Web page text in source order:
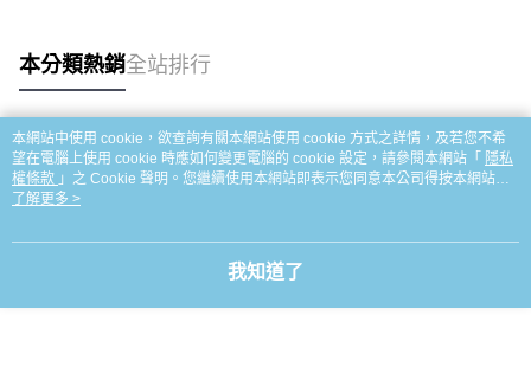
本分類熱銷全站排行
熱門標籤
本網站中使用 cookie，欲查詢有關本網站使用 cookie 方式之詳情，及若您不希
望在電腦上使用 cookie 時應如何變更電腦的 cookie 設定，請參閱本網站「 隱私
權條款 」之 Cookie 聲明。您繼續使用本網站即表示您同意本公司得按本網站使
用條款之 Cookie 聲明使用 cookie。
了解更多 >
我知道了